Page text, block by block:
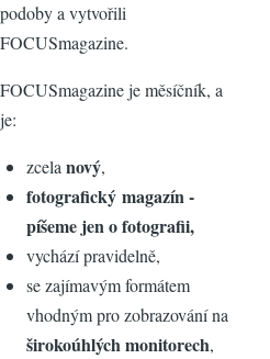
podoby a vytvořili
FOCUSmagazine.
FOCUSmagazine je měsíčník, a
je:
zcelanový,
fotografický magazín -
píšeme jen o fotografii,
vychází pravidelně,
se zajímavým formátem
vhodným pro zobrazování na
širokoúhlých monitorech,